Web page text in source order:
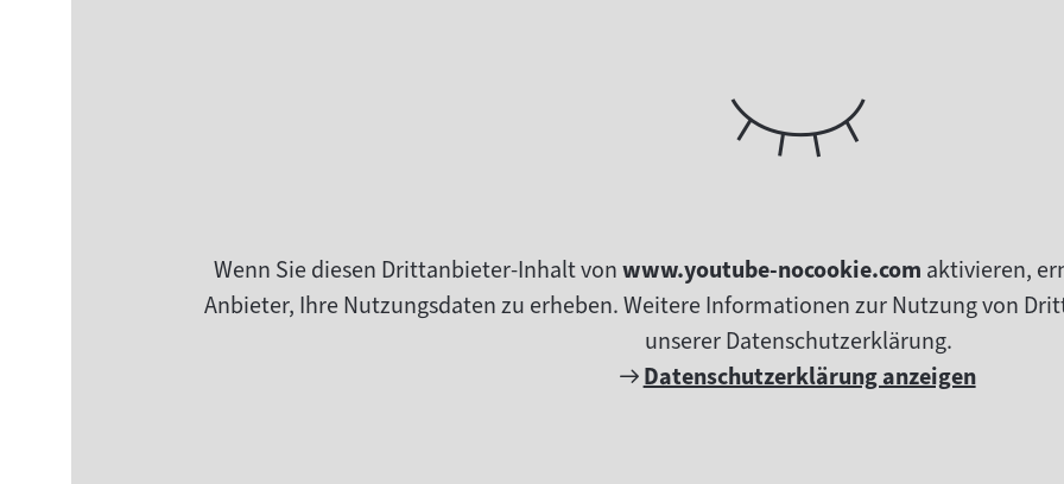
Wenn Sie diesen Drittanbieter-Inhalt vonwww.youtube-nocookie.com aktivieren,
Anbieter, Ihre Nutzungsdaten zu erheben. Weitere Informationen zur Nutzung von
unserer Datenschutzerklärung.
Externer
Datenschutzerklärung anzeigen